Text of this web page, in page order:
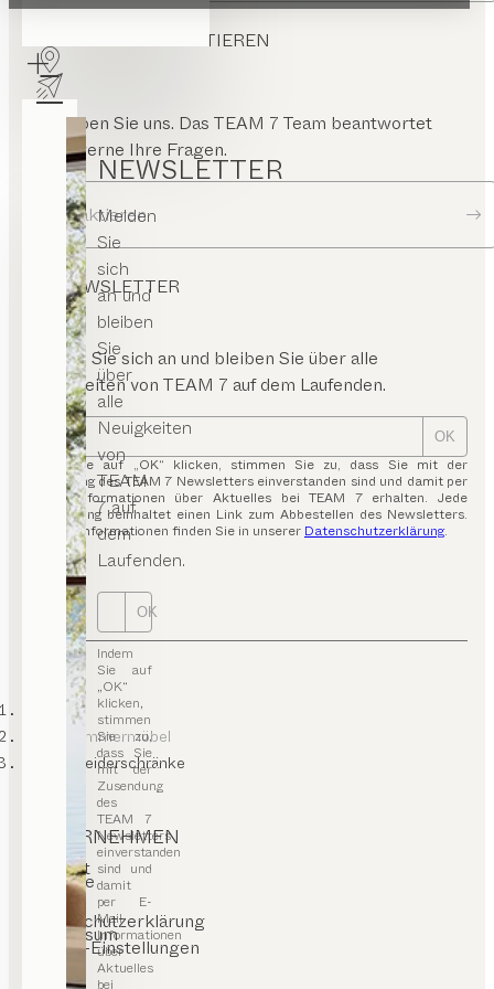
NEWSLETTER
Melden
Sie
sich
an und
bleiben
Sie
über
alle
Neuigkeiten
von
TEAM
7 auf
dem
Laufenden.
OK
Indem
Sie auf
„OK“
klicken,
stimmen
Sie zu,
dass Sie
mit der
Zusendung
des
TEAM 7
Newsletters
einverstanden
sind und
damit
per E-
Mail
Informationen
über
Aktuelles
bei
TEAM 7 KONTAKTIEREN
Schreiben Sie uns. Das TEAM 7 Team beantwortet
Ihnen gerne Ihre Fragen.
Kontaktieren
NEWSLETTER
Melden Sie sich an und bleiben Sie über alle
Neuigkeiten von TEAM 7 auf dem Laufenden.
OK
Indem Sie auf „OK“ klicken, stimmen Sie zu, dass Sie mit der
Zusendung des TEAM 7 Newsletters einverstanden sind und damit per
E-Mail Informationen über Aktuelles bei TEAM 7 erhalten. Jede
Aussendung beinhaltet einen Link zum Abbestellen des Newsletters.
Weitere Informationen finden Sie in unserer Datenschutzerklärung.
TEAM 7
Kinderzimmermöbel
Kinderkleiderschränke
UNTERNEHMEN
Kontakt
Karriere
Presse
Datenschutzerklärung
Impressum
Cookie-Einstellungen